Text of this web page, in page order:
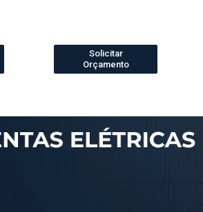
Solicitar
Orçamento